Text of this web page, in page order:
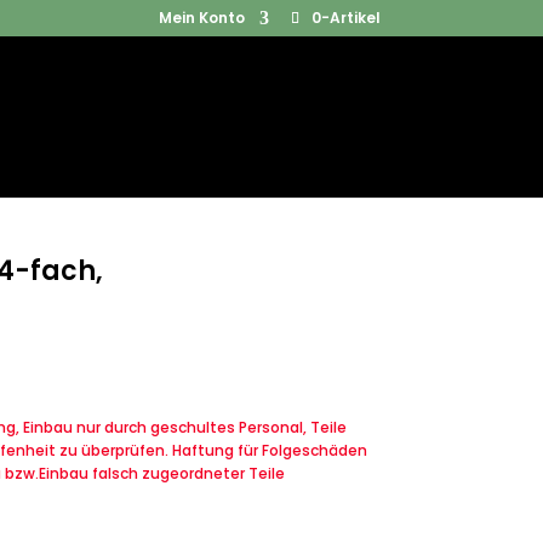
Mein Konto 0-Artikel
Products
4-fach,
Einbau nur durch geschultes Personal, Teile
zu überprüfen. Haftung für Folgeschäden
falsch zugeordneter Teile